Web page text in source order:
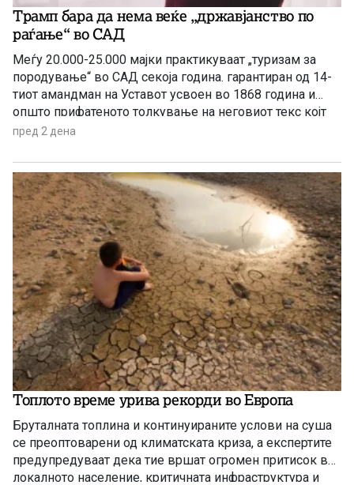
Трамп бара да нема веќе „државјанство по
раѓање“ во САД
Меѓу 20.000-25.000 мајки практикуваат „туризам за
породување“ во САД секоја година. гарантиран од 14-
тиот амандман на Уставот усвоен во 1868 година и
општо прифатеното толкување на неговиот текс којт
гарантира државјанство на речиси секој роден во САД
пред 2 дена
Топлото време урива рекорди во Европа
Бруталната топлина и континуираните услови на суша
се преоптоварени од климатската криза, а експертите
предупредуваат дека тие вршат огромен притисок врз
локалното население, критичната инфраструктура и